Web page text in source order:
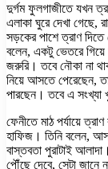
দুর্গম ফুলগাজীতে যখন
এলাকা ঘুরে দেখা গেছে,
সড়কের পাশে ত্রাণ দিতে
বলেন, একটু ভেতরে গিয়ে
জরুরি। তবে নৌকা না
নিয়ে আসতে পেরেছেন,
পারছেন। তবে এ সংখ্যা
ফেনীতে মাঠ পর্যায়ে
হাফিজ। তিনি বলেন,
বাস্তবতা পুরাটাই
পৌঁছে দেবে, সেটা জানে